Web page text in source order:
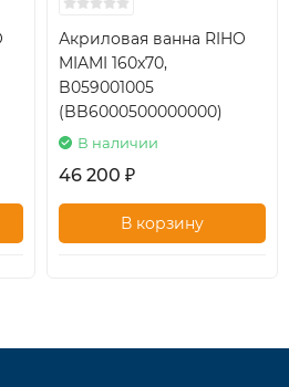
Акриловая ванна RIHO
MIAMI 160x70,
B059001005
(BB6000500000000)
В наличии
46 200 ₽
В корзину